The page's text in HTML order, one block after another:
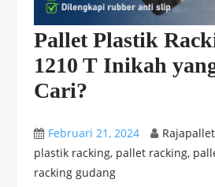
Pallet Plastik
1210 T Inikah
Cari?
Februari 21, 2024 Rajapallet
plastik racking, pallet racking,
racking gudang